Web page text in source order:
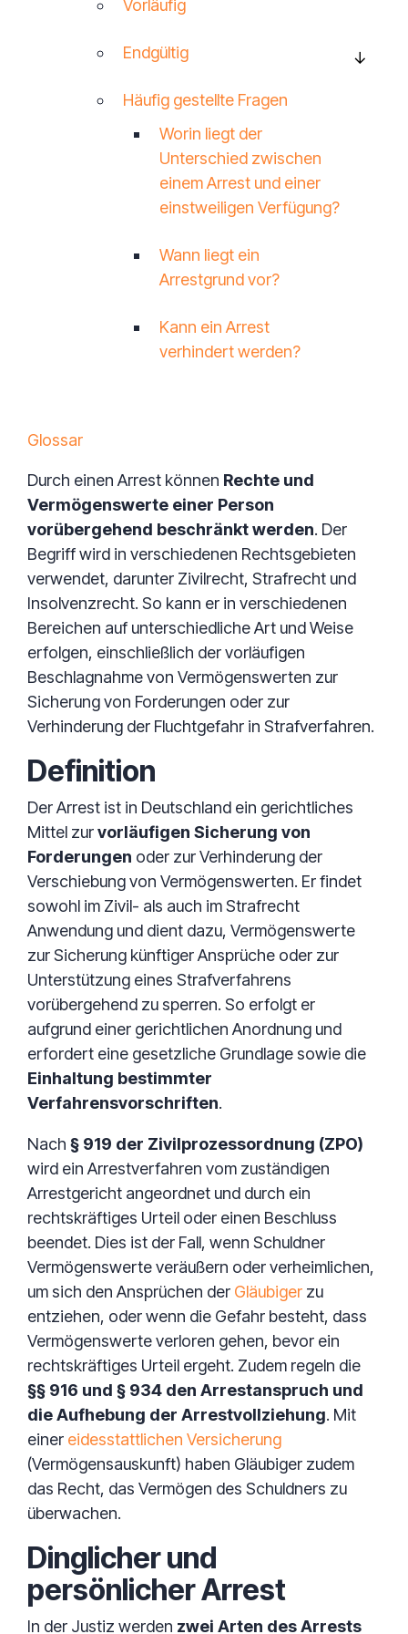
Vorläufig
Endgültig
Häufig gestellte Fragen
Worin liegt der
Unterschied zwischen
einem Arrest und einer
einstweiligen Verfügung?
Wann liegt ein
Arrestgrund vor?
Kann ein Arrest
verhindert werden?
Glossar
Durch einen Arrest können Rechte und
Vermögenswerte einer Person
vorübergehend beschränkt werden. Der
Begriff wird in verschiedenen Rechtsgebieten
verwendet, darunter Zivilrecht, Strafrecht und
Insolvenzrecht. So kann er in verschiedenen
Bereichen auf unterschiedliche Art und Weise
erfolgen, einschließlich der vorläufigen
Beschlagnahme von Vermögenswerten zur
Sicherung von Forderungen oder zur
Verhinderung der Fluchtgefahr in Strafverfahren.
Definition
Der Arrest ist in Deutschland ein gerichtliches
Mittel zurvorläufigen Sicherung von
Forderungen oder zur Verhinderung der
Verschiebung von Vermögenswerten. Er findet
sowohl im Zivil- als auch im Strafrecht
Anwendung und dient dazu, Vermögenswerte
zur Sicherung künftiger Ansprüche oder zur
Unterstützung eines Strafverfahrens
vorübergehend zu sperren. So erfolgt er
aufgrund einer gerichtlichen Anordnung und
erfordert eine gesetzliche Grundlage sowie die
Einhaltung bestimmter
Verfahrensvorschriften.
Nach § 919 der Zivilprozessordnung (ZPO)
wird ein Arrestverfahren vom zuständigen
Arrestgericht angeordnet und durch ein
rechtskräftiges Urteil oder einen Beschluss
beendet. Dies ist der Fall, wenn Schuldner
Vermögenswerte veräußern oder verheimlichen,
um sich den Ansprüchen der Gläubiger zu
entziehen, oder wenn die Gefahr besteht, dass
Vermögenswerte verloren gehen, bevor ein
rechtskräftiges Urteil ergeht. Zudem regeln die
§§ 916 und § 934 den Arrestanspruch und
die Aufhebung der Arrestvollziehung. Mit
einer eidesstattlichen Versicherung
(Vermögensauskunft) haben Gläubiger zudem
das Recht, das Vermögen des Schuldners zu
überwachen.
Dinglicher und
persönlicher Arrest
In der Justiz werden zwei Arten des Arrests